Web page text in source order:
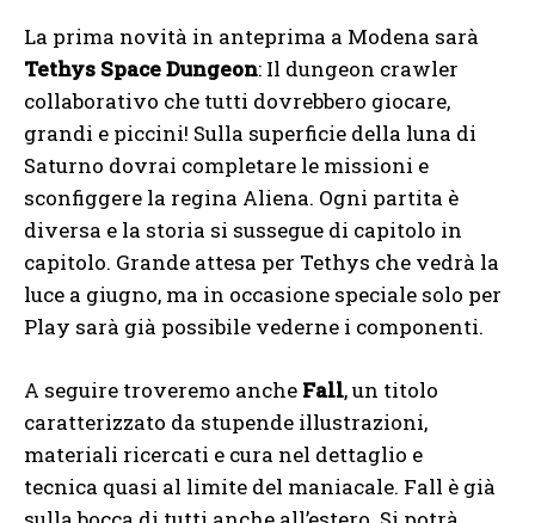
La prima novità in anteprima a Modena sarà
Tethys Space Dungeon: Il dungeon crawler
collaborativo che tutti dovrebbero giocare,
grandi e piccini! Sulla superficie della luna di
Saturno dovrai completare le missioni e
sconfiggere la regina Aliena. Ogni partita è
diversa e la storia si sussegue di capitolo in
capitolo. Grande attesa per Tethys che vedrà la
luce a giugno, ma in occasione speciale solo per
Play sarà già possibile vederne i componenti.
A seguire troveremo anche Fall, un titolo
caratterizzato da stupende illustrazioni,
materiali ricercati e cura nel dettaglio e
tecnica quasi al limite del maniacale. Fall è già